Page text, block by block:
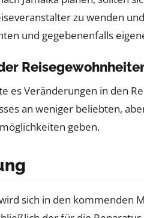
zu wenden
und gegebenenfalls
es Veränderungen in den
an weniger beliebten,
geben.
sich in den